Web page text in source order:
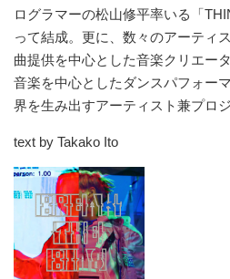
ログラマーの松山修平率いる「
って結成。更に、数々のアーティ
曲提供を中心とした音楽クリエー
音楽を中心としたダンスパフォー
界を生み出すアーティスト兼プロ
text by Takako Ito